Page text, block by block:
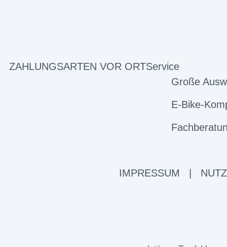
ZAHLUNGSARTEN VOR ORTService
Große
E-Bike-
IMPRESSUM